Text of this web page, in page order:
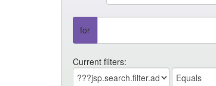
for
Current filters: